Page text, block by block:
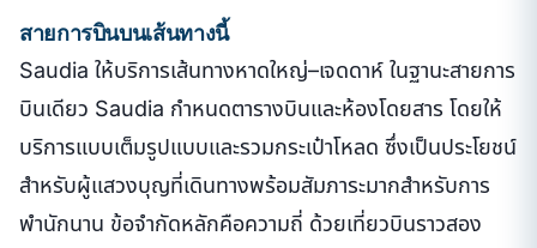
สายการบินบนเส้นทางนี้
Saudia ให้บริการเส้นทางหาดใหญ่–เจดดาห์ ในฐานะสายการ
บินเดียว Saudia กำหนดตารางบินและห้องโดยสาร โดยให้
บริการแบบเต็มรูปแบบและรวมกระเป๋าโหลด ซึ่งเป็นประโยชน์
สำหรับผู้แสวงบุญที่เดินทางพร้อมสัมภาระมากสำหรับการ
พำนักนาน ข้อจำกัดหลักคือความถี่ ด้วยเที่ยวบินราวสอง